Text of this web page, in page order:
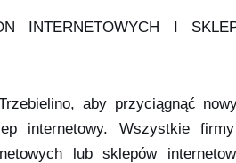
INTERNETOWYCH I
aby przyciągnąć
internetowy. Wszystkie
lub sklepów